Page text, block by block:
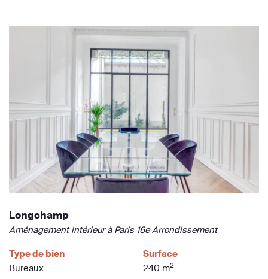
Longchamp
Aménagement intérieur à Paris 16e Arrondissement
Type de bien
Bureaux
Surface
240 m2